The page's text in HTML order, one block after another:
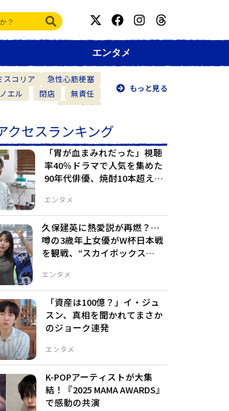
エンタメ
スコリア
急性心筋梗塞
ノエル 閉店
無責任
仲間意識
もっと見る
クセスランキング
エンタメ
「胃が血まみれだった」視聴
率40％ドラマで人気を集めた
90年代俳優、焼酎10本超えの
エンタメ
久保建英に熱愛説が再燃？…
噂の3歳年上女優がW杯日本戦
を観戦、“スカイボックス
エンタメ
「資産は100億？」イ・ジュ
スン、真相を聞かれてまさか
のジョーク連発
K-POPアーティストが大集
結！『2025 MAMA AWARDS』
で感動の共演